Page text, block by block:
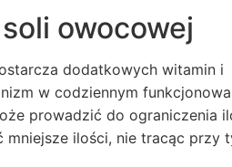
owocowej
dodatkowych witamin i
w codziennym
prowadzić do ograniczenia
ilości, nie tracąc przy